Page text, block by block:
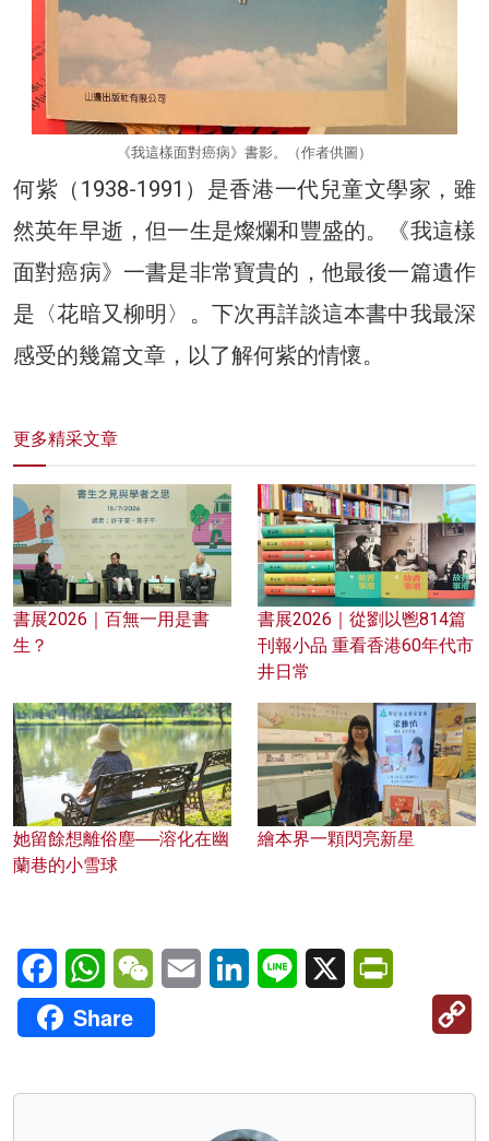
《我這樣面對癌病》書影。（作者供圖）
何紫（1938-1991）是香港一代兒童文學家，雖
然英年早逝，但一生是燦爛和豐盛的。《我這樣
面對癌病》一書是非常寶貴的，他最後一篇遺作
是〈花暗又柳明〉。下次再詳談這本書中我最深
感受的幾篇文章，以了解何紫的情懷。
更多精采文章
書展2026｜百無一用是書
生？
書展2026｜從劉以鬯814篇
刊報小品 重看香港60年代市
井日常
她留餘想離俗塵──溶化在幽
蘭巷的小雪球
繪本界一顆閃亮新星
FacebookWhatsAppWeChatEmail LinkedInLine X
Share